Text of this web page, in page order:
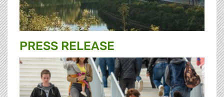
PRESS RELEASE